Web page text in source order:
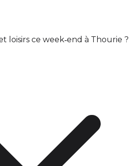
loisirs ce week‑end à Thourie ?